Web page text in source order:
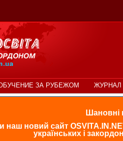
ЗА РУБЕЖОМ ЖУРНАЛ
Шановні
наш новий сайт
українських і